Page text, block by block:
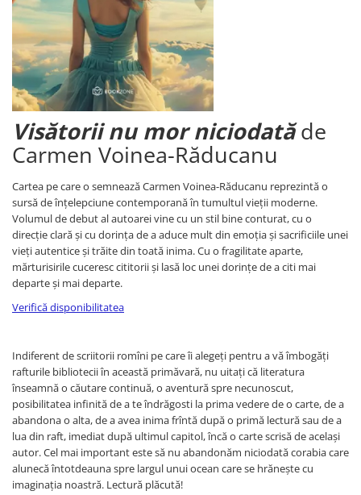
Visătorii nu mor niciodatăde
Carmen Voinea-Răducanu
Cartea pe care o semnează Carmen Voinea-Răducanu reprezintă o
sursă de înțelepciune contemporană în tumultul vieții moderne.
Volumul de debut al autoarei vine cu un stil bine conturat, cu o
direcție clară și cu dorința de a aduce mult din emoția și sacrificiile unei
vieți autentice și trăite din toată inima. Cu o fragilitate aparte,
mărturisirile cuceresc cititorii și lasă loc unei dorințe de a citi mai
departe și mai departe.
Verifică disponibilitatea
Indiferent de scriitorii romîni pe care îi alegeți pentru a vă îmbogăți
rafturile bibliotecii în această primăvară, nu uitați că literatura
înseamnă o căutare continuă, o aventură spre necunoscut,
posibilitatea infinită de a te îndrăgosti la prima vedere de o carte, de a
abandona o alta, de a avea inima frîntă după o primă lectură sau de a
lua din raft, imediat după ultimul capitol, încă o carte scrisă de același
autor. Cel mai important este să nu abandonăm niciodată corabia care
alunecă întotdeauna spre largul unui ocean care se hrănește cu
imaginația noastră. Lectură plăcută!